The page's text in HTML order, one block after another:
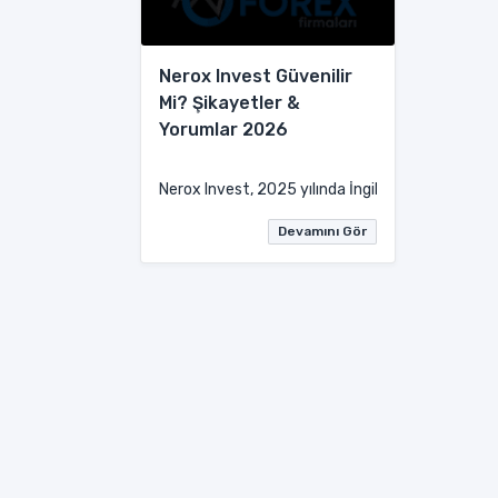
Nerox Invest Güvenilir
Mi? Şikayetler &
Yorumlar 2026
Nerox Invest, 2025 yılında İngiltere merkezli
Devamını Gör